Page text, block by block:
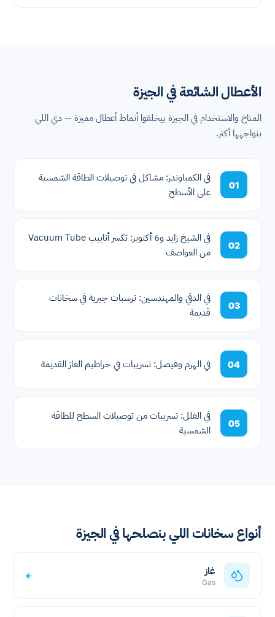
الأعطال الشائعة في الجيزة
المناخ والاستخدام في الجيزة بيخلقوا أنماط أعطال مميزة — دي اللي
بنواجهها أكتر.
01
في الكمباوندز: مشاكل في توصيلات الطاقة الشمسية
على الأسطح
02
في الشيخ زايد و6 أكتوبر: تكسر أنابيب Vacuum Tube
من العواصف
03
في الدقي والمهندسين: ترسبات جيرية في سخانات
قديمة
04 في الهرم وفيصل: تسريبات في خراطيم الغاز القديمة
05
في الفلل: تسريبات من توصيلات السطح للطاقة
الشمسية
أنواع سخانات اللي بنصلحها في الجيزة
غاز
Gas
←